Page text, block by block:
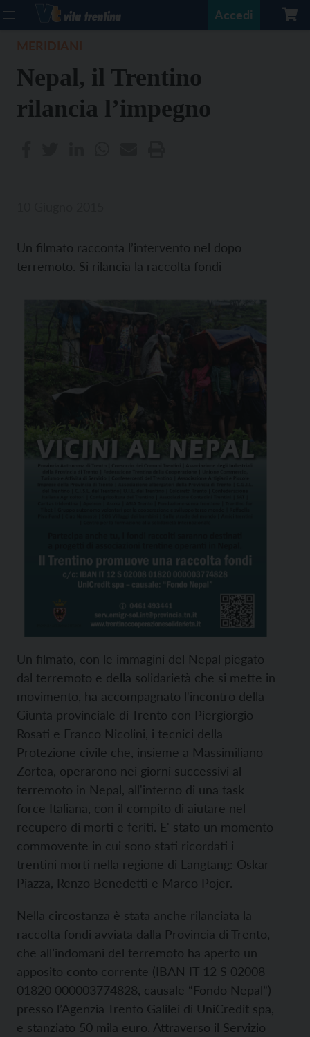
Accedi
Nepal, il Trentino
rilancia l’impegno
Un filmato racconta l’intervento nel dopo
terremoto. Si rilancia la raccolta fondi
Un filmato, con le immagini del Nepal piegato
dal terremoto e della solidarietà che si mette in
movimento, ha accompagnato l'incontro della
Giunta provinciale di Trento con Piergiorgio
Rosati e Franco Nicolini, i tecnici della
Protezione civile che, insieme a Massimiliano
Zortea, operarono nei giorni successivi al
terremoto in Nepal, all'interno di una task
force Italiana, con il compito di aiutare nel
recupero di morti e feriti. E' stato un momento
commovente in cui sono stati ricordati i
trentini morti nella regione di Langtang: Oskar
Piazza, Renzo Benedetti e Marco Pojer.
Nella circostanza è stata anche rilanciata la
raccolta fondi avviata dalla Provincia di Trento,
che all’indomani del terremoto ha aperto un
apposito conto corrente (IBAN IT 12 S 02008
01820 000003774828, causale “Fondo Nepal”)
presso l’Agenzia Trento Galilei di UniCredit spa,
e stanziato 50 mila euro. Attraverso il Servizio